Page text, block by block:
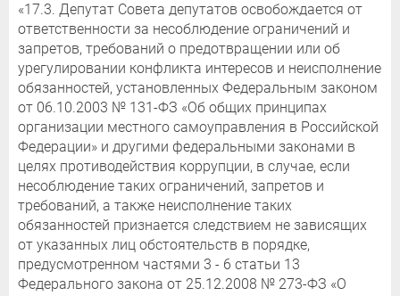
«17.3. Депутат Совета депутатов освобождается от
ответственности за несоблюдение ограничений и
запретов, требований о предотвращении или об
урегулировании конфликта интересов и неисполнение
обязанностей, установленных Федеральным законом
от 06.10.2003 № 131-ФЗ «Об общих принципах
организации местного самоуправления в Российской
Федерации» и другими федеральными законами в
целях противодействия коррупции, в случае, если
несоблюдение таких ограничений, запретов и
требований, а также неисполнение таких
обязанностей признается следствием не зависящих
от указанных лиц обстоятельств в порядке,
предусмотренном частями 3 - 6 статьи 13
Федерального закона от 25.12.2008 № 273-ФЗ «О